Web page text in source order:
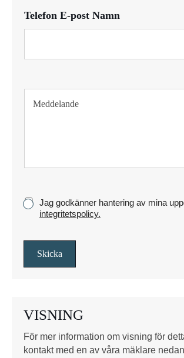
o
n
Telefon E-post Namn
y
e
K
s
r
r
Jag godkänner hantering av mina
integritetspolicy.
Skicka
VISNING
För mer information om visning för
kontakt med en av våra mäklare